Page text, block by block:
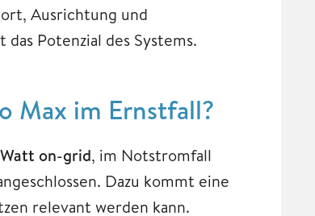
Ausrichtung und
Potenzial des Systems.
Max im Ernstfall?
on-grid, im Notstromfall
Dazu kommt eine
relevant werden kann.